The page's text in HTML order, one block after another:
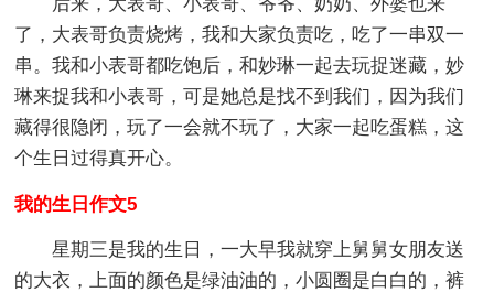
了，大表哥负责烧烤，我和大家负责吃，吃了一串双一
串。我和小表哥都吃饱后，和妙琳一起去玩捉迷藏，妙
琳来捉我和小表哥，可是她总是找不到我们，因为我们
藏得很隐闭，玩了一会就不玩了，大家一起吃蛋糕，这
个生日过得真开心。
我的生日作文5
星期三是我的生日，一大早我就穿上舅舅女朋友送
的大衣，上面的颜色是绿油油的，小圆圈是白白的，裤